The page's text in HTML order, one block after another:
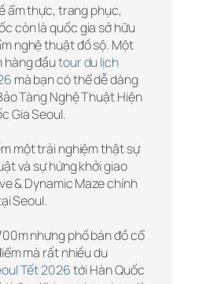
ẩm thực, trang phục,
còn là quốc gia sở hữu
nghệ thuật đồ sộ. Một
hàng đầutour du lịch
mà bạn có thể dễ dàng
Tàng Nghệ Thuật Hiện
Gia Seoul.
một trải nghiệm thật sự
và sự hứng khởi giao
& Dynamic Maze chính
Seoul.
nhưng phố bán đồ cổ
mà rất nhiều du
Tết 2026tới Hàn Quốc